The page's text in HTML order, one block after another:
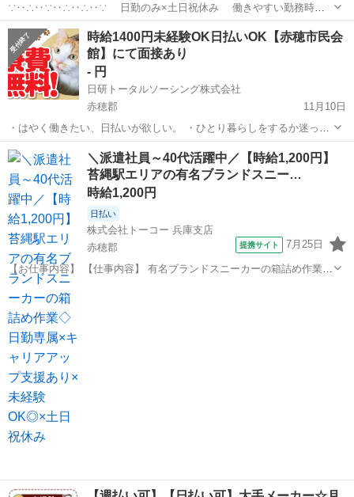
∵‥∴‥∵‥∴‥∴‥∵ 日勤のみ×土日祝休み 働きやすい勤務時間
∵‥∴‥∵‥∴‥∴‥∵ 主婦(夫)の方にオススメ！ 家のこともちゃんと
しながら 空いた時間で勤務可能◎◎ 勤務時間は《3パターン》 ...
兵庫 赤穂郡 工場 社名
時給1400円未経験OK日払いOK【赤穂市民会
館】にて面接あり
- 円
日研トータルソーシング株式会社
赤穂郡
11月10日
・はやく働きたい、日払いが欲しい。 ・ひとり暮らしをするか迷って
いる。。 そんなあなたに【兵庫県たつの市】のお仕事のご紹介です。
・未経験でも最初に【座学】や【研修】がしっかりあるので大丈夫！
・エアバッグの...
兵庫 工場
＼派遣社員～40代活躍中／【時給1,200円】
苔縄駅エリアの有名ブランドスニー…
時給1,200円
日払い
株式会社トーコー 兵庫支店
赤穂郡
提携サイト 7月25日
【お仕事内容】 【仕事内容】 有名ブランドスニーカーの箱詰め作業を
お任せします! 具体的には… 1足ずつスニーカーを箱詰めして頂く な
どのお仕事になります。 かんたん軽作業&らくらく座り仕事ですよ♪
現在活躍されてい...
赤穂郡